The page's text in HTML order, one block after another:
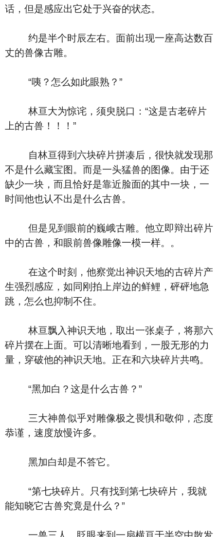
话，但是感应出它处于兴奋的状态。
约是半个时辰左右。面前出现一座高达数百
丈的兽像古雕。
“咦？怎么如此眼熟？”
林亘大为惊诧，须臾脱口：“这是古老碎片
上的古兽！！！”
自林亘得到六块碎片拼凑后，很快就发现那
不是什么藏宝图。而是一头猛兽的图像。由于还
缺少一块，而且恰好是靠近脸面的其中一块，一
时间他也认不出是什么古兽。
但是见到眼前的巍峨古雕。他立即辩出碎片
中的古兽，和眼前兽像雕像一模一样。。
在这个时刻，他察觉出神识天地的古碎片产
生强烈感应，如同刚拍上岸边的鲜鲤，砰砰地急
跳，怎么也抑制不住。
林亘飘入神识天地，取出一张桌子，将那六
碎片摆在上面。可以清晰地看到，一股无形的力
量，穿破他的神识天地。正在和六块碎片共鸣。
“黑加白？这是什么古兽？”
三大神兽似乎对雕像极之畏惧和敬仰，态度
恭谨，速度放慢许多。
黑加白却是不答它。
“第七块碎片。只有找到第七块碎片，我就
能知晓它古兽究竟是什么？”